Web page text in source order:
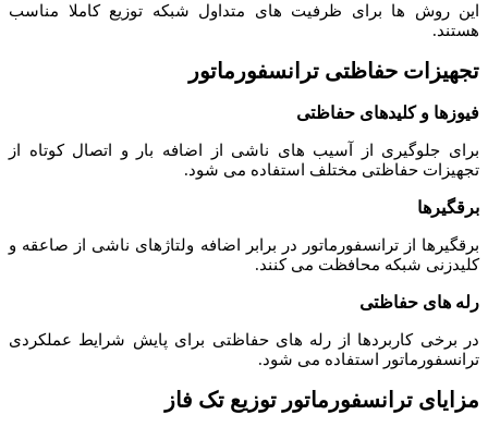
این روش ها برای ظرفیت های متداول شبکه توزیع کاملا مناسب
هستند.
تجهیزات حفاظتی ترانسفورماتور
فیوزها و کلیدهای حفاظتی
برای جلوگیری از آسیب های ناشی از اضافه بار و اتصال کوتاه از
تجهیزات حفاظتی مختلف استفاده می شود.
برقگیرها
برقگیرها از ترانسفورماتور در برابر اضافه ولتاژهای ناشی از صاعقه و
کلیدزنی شبکه محافظت می کنند.
رله های حفاظتی
در برخی کاربردها از رله های حفاظتی برای پایش شرایط عملکردی
ترانسفورماتور استفاده می شود.
مزایای ترانسفورماتور توزیع تک فاز